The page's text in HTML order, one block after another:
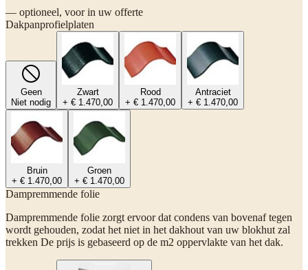
— optioneel, voor in uw offerte
Dakpanprofielplaten
Geen
Niet nodig
Zwart
+ € 1.470,00
Rood
+ € 1.470,00
Antraciet
+ € 1.470,00
Bruin
+ € 1.470,00
Groen
+ € 1.470,00
Dampremmende folie
Dampremmende folie zorgt ervoor dat condens van bovenaf tegen
wordt gehouden, zodat het niet in het dakhout van uw blokhut zal
trekken De prijs is gebaseerd op de m2 oppervlakte van het dak.